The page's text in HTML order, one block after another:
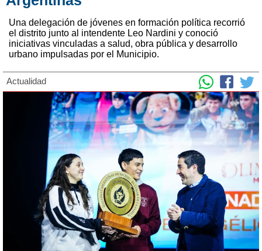
Una delegación de jóvenes en formación política recorrió
el distrito junto al intendente Leo Nardini y conoció
iniciativas vinculadas a salud, obra pública y desarrollo
urbano impulsadas por el Municipio.
Actualidad